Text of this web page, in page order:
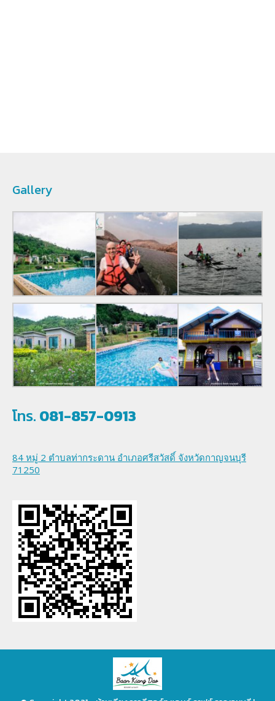
Gallery
โทร. 081-857-0913
84 หมู่ 2 ตำบลท่ากระดาน อำเภอศรีสวัสดิ์ จังหวัดกาญจนบุรี
71250